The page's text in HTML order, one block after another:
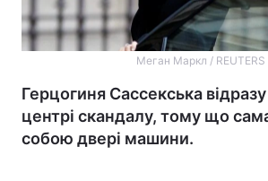
Меган Маркл / REUTERS
Герцогиня Сассекська
центрі скандалу, тому що
собою двері машини.